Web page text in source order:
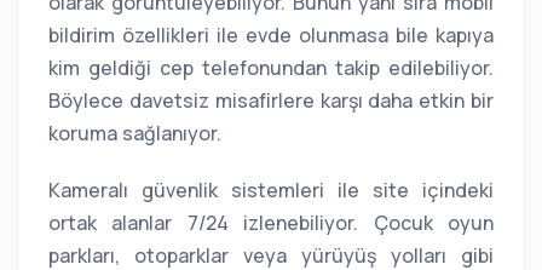
bildirim özellikleri ile evde olunmasa bile kapıya
kim geldiği cep telefonundan takip edilebiliyor.
Böylece davetsiz misafirlere karşı daha etkin bir
koruma sağlanıyor.
Kameralı güvenlik sistemleri ile site içindeki
ortak alanlar 7/24 izlenebiliyor. Çocuk oyun
parkları, otoparklar veya yürüyüş yolları gibi